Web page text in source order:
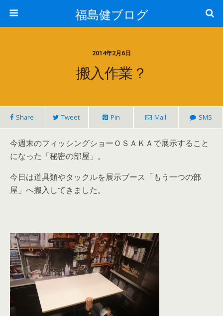
福島健ブログ
2014年2月6日
搬入作業？
Share Tweet Pin Mail SMS
今週末のフィッシングショーＯＳＡＫＡで展示すること
になった「秘密の部屋」。
今日は道具類やタックルを展示ブース「もう一つの部
屋」へ搬入してきました。